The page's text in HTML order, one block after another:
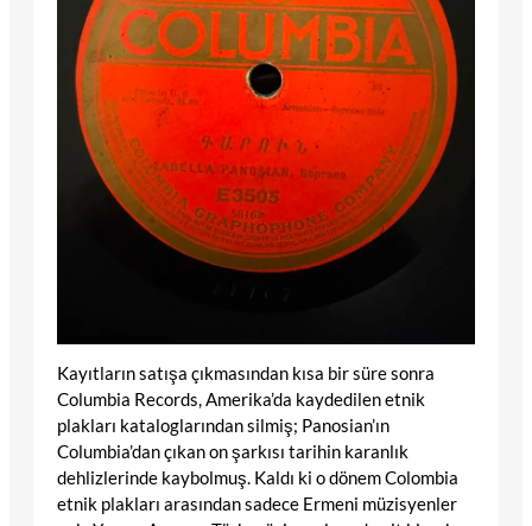
Kayıtların satışa çıkmasından kısa bir süre sonra
Columbia Records, Amerika’da kaydedilen etnik
plakları kataloglarından silmiş; Panosian’ın
Columbia’dan çıkan on şarkısı tarihin karanlık
dehlizlerinde kaybolmuş. Kaldı ki o dönem Colombia
etnik plakları arasından sadece Ermeni müzisyenler